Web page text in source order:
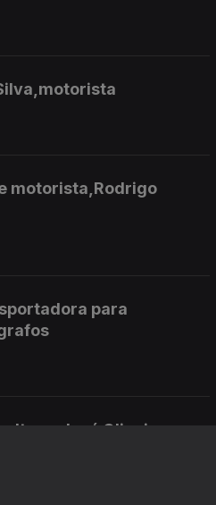
motorista,Rodrigo
para
José Oliveira